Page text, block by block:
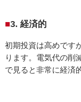
3. 経済的
初期投資は高めです
ります。電気代の削
で見ると非常に経済